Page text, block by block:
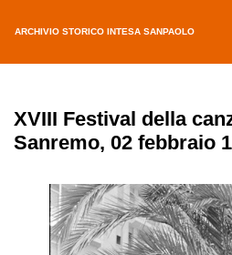
ARCHIVIO STORICO INTESA SANPAOLO
XVIII Festival della
Sanremo, 02 febbraio